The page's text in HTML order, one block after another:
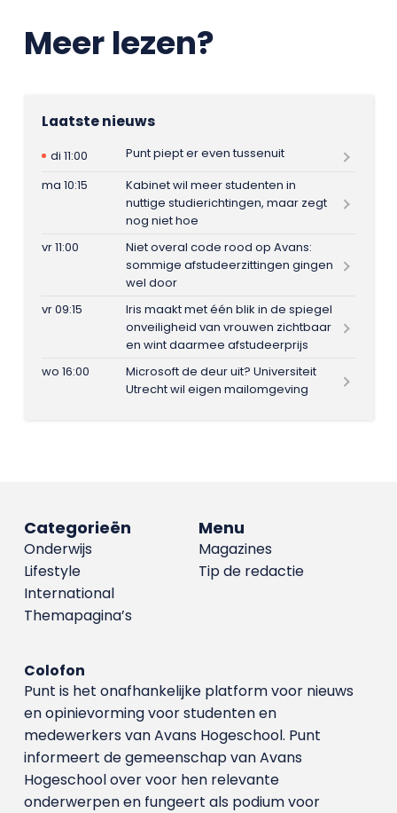
Meer lezen?
Laatste nieuws
di 11:00
Punt piept er even tussenuit
ma 10:15
Kabinet wil meer studenten in
nuttige studierichtingen, maar zegt
nog niet hoe
vr 11:00
Niet overal code rood op Avans:
sommige afstudeerzittingen gingen
wel door
vr 09:15
Iris maakt met één blik in de spiegel
onveiligheid van vrouwen zichtbaar
en wint daarmee afstudeerprijs
wo 16:00
Microsoft de deur uit? Universiteit
Utrecht wil eigen mailomgeving
Menu
Magazines
Tip de redactie
Categorieën
Onderwijs
Lifestyle
International
Themapagina’s
Colofon
Punt is het onafhankelijke platform voor nieuws
en opinievorming voor studenten en
medewerkers van Avans Hoge­school. Punt
informeert de gemeenschap van Avans
Hogeschool over voor hen relevante
onderwerpen en fungeert als podium voor